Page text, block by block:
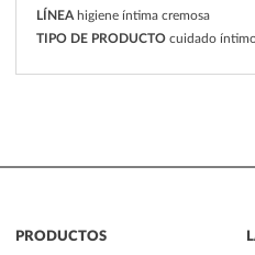
LÍNEA higiene íntima cremosa
TIPO DE PRODUCTO cuidado
PRODUCTOS